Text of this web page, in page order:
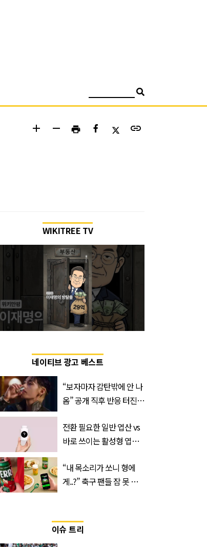
add remove print link
WIKITREE TV
네이티브 광고 베스트
“보자마자 감탄밖에 안 나
옴” 공개 직후 반응 터진
전환 필요한 일반 엽산 vs
바로 쓰이는 활성형 엽
‘Quatrefolic®’ 주목
“내 목소리가 쏘니 형에
게..?” 축구 팬들 잠 못 들
이슈 트리